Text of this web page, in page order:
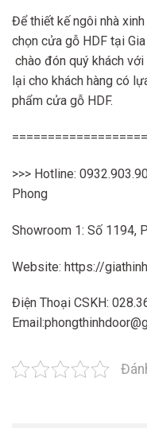
Để thiết kế ngôi nhà
chọn cửa gỗ HDF tại
chào đón quý khách
lại cho khách hàng có
phẩm cửa gỗ HDF.
>>> Hotline:
Phong
Showroom 1: Số 1194,
Website: https://
Điện Thoại CSKH: